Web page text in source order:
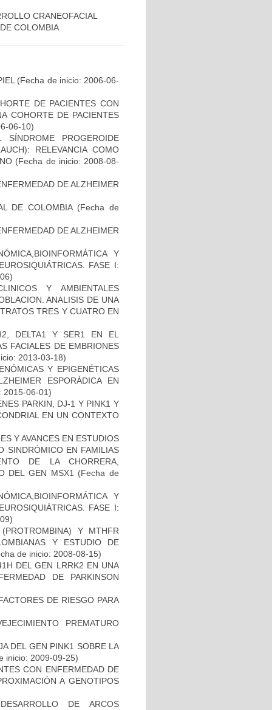
CRANEOFACIAL
COLOMBIA
(Fecha de inicio: 2006-06-
DE PACIENTES CON
COHORTE DE PACIENTES
06-10)
PROGEROIDE
RELEVANCIA COMO
(Fecha de inicio: 2008-08-
DE ALZHEIMER
DE COLOMBIA(Fecha de
DE ALZHEIMER
Y
FASE I:
Y AMBIENTALES
ANALISIS DE UNA
TRES Y CUATRO EN
DELTA1 Y SER1 EN EL
FACIALES DE EMBRIONES
2013-03-18)
Y EPIGENÉTICAS
ESPORÁDICA EN
2015-06-01)
PARKIN, DJ-1 Y PINK1 Y
EN UN CONTEXTO
Y AVANCES EN ESTUDIOS
SINDRÓMICO EN FAMILIAS
DE LA CHORRERA,
DEL GEN MSX1
(Fecha de
Y
FASE I:
Y MTHFR
Y ESTUDIO DE
de inicio: 2008-08-15)
DEL GEN LRRK2 EN UNA
DE PARKINSON
DE RIESGO PARA
PREMATURO
DEL GEN PINK1 SOBRE LA
inicio: 2009-09-25)
CON ENFERMEDAD DE
A GENOTIPOS
DE ARCOS